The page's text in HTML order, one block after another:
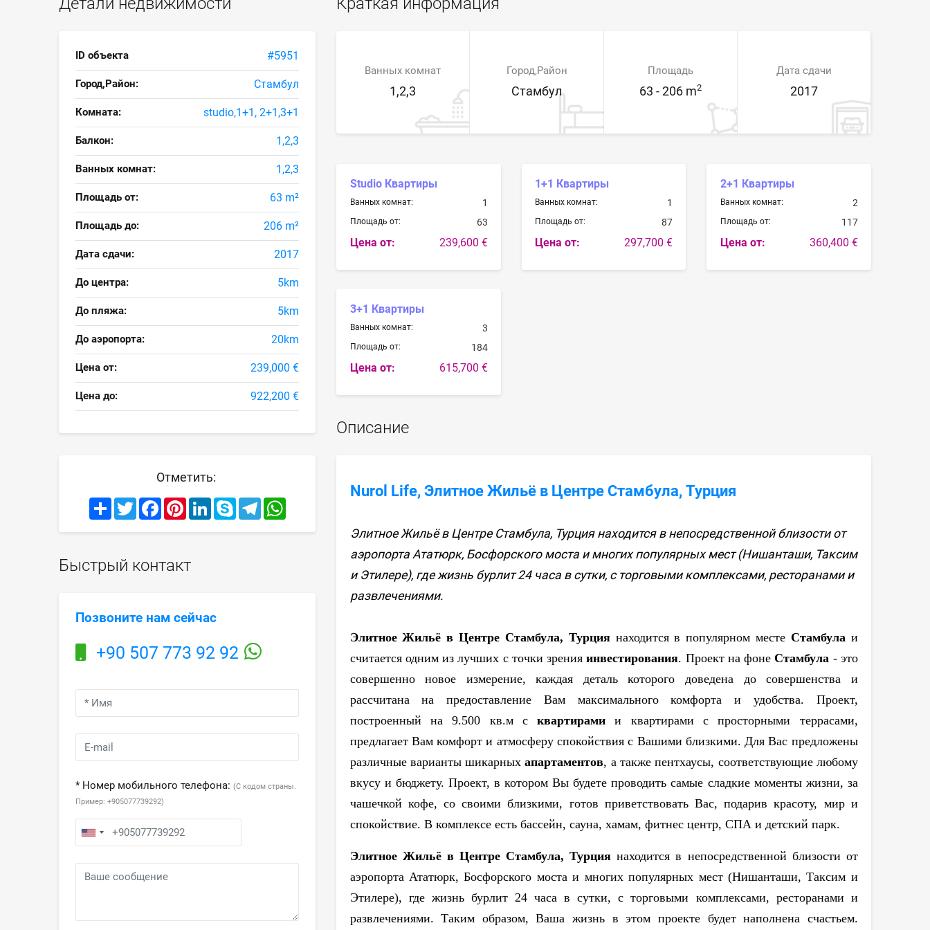
ID объекта #5951
Город,Район: Стамбул
Комната: studio,1+1, 2+1,3+1
Балкон: 1,2,3
Ванных комнат: 1,2,3
Площадь от: 63 m²
Площадь до: 206 m²
Дата сдачи: 2017
До центра: 5km
До пляжа: 5km
До аэропорта: 20km
Цена от: 239,000 €
Цена до: 922,200 €
Отметить:
ShareTwitterFacebookPinterestLinkedInSkypeTelegramWhatsApp
Быстрый контакт
Позвоните нам сейчас
+90 507 773 92 92
* Номер мобильного телефона: (С кодом страны.
Пример: +905077739292)
Ванных комнат
1,2,3
Город,Район
Стамбул
Площадь
63 - 206 m2
Дата сдачи
2017
Studio Квартиры
Ванных комнат: 1
Площадь от: 63
Цена от: 239,600 €
1+1 Квартиры
Ванных комнат: 1
Площадь от: 87
Цена от: 297,700 €
2+1 Квартиры
Ванных комнат: 2
Площадь от: 117
Цена от: 360,400 €
3+1 Квартиры
Ванных комнат: 3
Площадь от: 184
Цена от: 615,700 €
Описание
Nurol Life, Элитное Жильё в Центре Стамбула, Турция
Элитное Жильё в Центре Стамбула, Турция находится в непосредственной близости от
аэропорта Ататюрк, Босфорского моста и многих популярных мест (Нишанташи, Таксим
и Этилере), где жизнь бурлит 24 часа в сутки, с торговыми комплексами, ресторанами и
развлечениями.
Элитное Жильё в Центре Стамбула, Турциянаходится в популярном месте Стамбула и
считается одним из лучших с точки зренияинвестирования. Проект на фонеСтамбула - это
совершенно новое измерение, каждая деталь которого доведена до совершенства и
рассчитана на предоставление Вам максимального комфорта и удобства. Проект,
построенный на 9.500 кв.м сквартирами и квартирами с просторными террасами,
предлагает Вам комфорт и атмосферу спокойствия с Вашими близкими. Для Вас предложены
различные варианты шикарныхапартаментов, а также пентхаусы, соответствующие любому
вкусу и бюджету. Проект, в котором Вы будете проводить самые сладкие моменты жизни, за
чашечкой кофе, со своими близкими, готов приветствовать Вас, подарив красоту, мир и
спокойствие. В комплексе есть бассейн, сауна, хамам, фитнес центр, СПА и детский парк.
Элитное Жильё в Центре Стамбула, Турция находится в непосредственной близости от
аэропорта Ататюрк, Босфорского моста и многих популярных мест (Нишанташи, Таксим и
Этилере), где жизнь бурлит 24 часа в сутки, с торговыми комплексами, ресторанами и
развлечениями. Таким образом, Ваша жизнь в этом проекте будет наполнена счастьем.